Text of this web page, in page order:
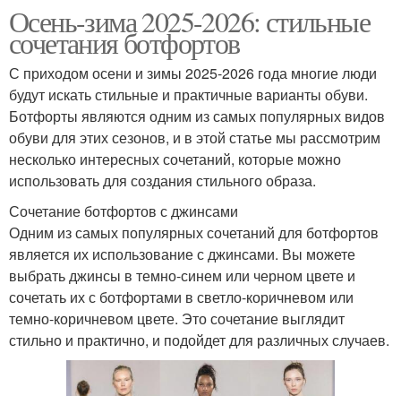
Осень-зима 2025-2026: стильные
сочетания ботфортов
С приходом осени и зимы 2025-2026 года многие люди
будут искать стильные и практичные варианты обуви.
Ботфорты являются одним из самых популярных видов
обуви для этих сезонов, и в этой статье мы рассмотрим
несколько интересных сочетаний, которые можно
использовать для создания стильного образа.
Сочетание ботфортов с джинсами
Одним из самых популярных сочетаний для ботфортов
является их использование с джинсами. Вы можете
выбрать джинсы в темно-синем или черном цвете и
сочетать их с ботфортами в светло-коричневом или
темно-коричневом цвете. Это сочетание выглядит
стильно и практично, и подойдет для различных случаев.